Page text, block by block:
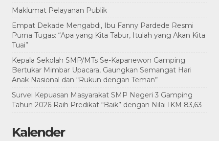
Maklumat Pelayanan Publik
Empat Dekade Mengabdi, Ibu Fanny Pardede Resmi
Purna Tugas: “Apa yang Kita Tabur, Itulah yang Akan Kita
Tuai”
Kepala Sekolah SMP/MTs Se-Kapanewon Gamping
Bertukar Mimbar Upacara, Gaungkan Semangat Hari
Anak Nasional dan “Rukun dengan Teman”
Survei Kepuasan Masyarakat SMP Negeri 3 Gamping
Tahun 2026 Raih Predikat “Baik” dengan Nilai IKM 83,63
Kalender